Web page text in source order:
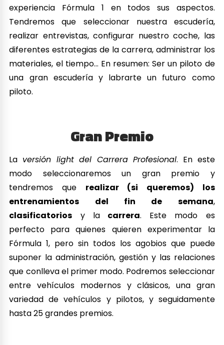
experiencia Fórmula 1 en todos sus aspectos.
Tendremos que seleccionar nuestra escudería,
realizar entrevistas, configurar nuestro coche, las
diferentes estrategias de la carrera, administrar los
materiales, el tiempo… En resumen: Ser un piloto de
una gran escudería y labrarte un futuro como
piloto.
Gran Premio
La versión light del Carrera Profesional. En este
modo seleccionaremos un gran premio y
tendremos que realizar (si queremos) los
entrenamientos del fin de semana,
clasificatorios y lacarrera. Este modo es
perfecto para quienes quieren experimentar la
Fórmula 1, pero sin todos los agobios que puede
suponer la administración, gestión y las relaciones
que conlleva el primer modo. Podremos seleccionar
entre vehículos modernos y clásicos, una gran
variedad de vehículos y pilotos, y seguidamente
hasta 25 grandes premios.